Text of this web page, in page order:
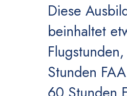
Diese
beinhaltet
Stunden